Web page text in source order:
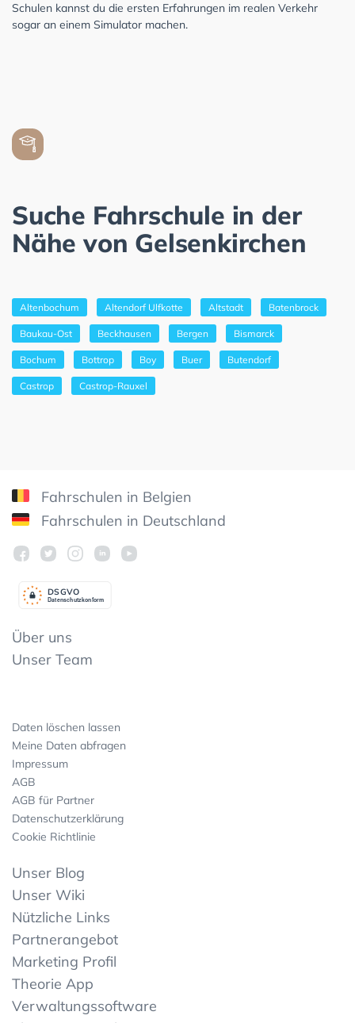
Schulen kannst du die ersten Erfahrungen im realen Verkehr
sogar an einem Simulator machen.
Suche Fahrschule in der
Nähe von Gelsenkirchen
Altenbochum Altendorf Ulfkotte Altstadt Batenbrock
Baukau-Ost Beckhausen Bergen Bismarck
Bochum Bottrop Boy Buer Butendorf
Castrop Castrop-Rauxel
Fahrschulen in Belgien
Fahrschulen in Deutschland
Datenschutzkonform
DSGVO
Über uns
Unser Team
Daten löschen lassen
Meine Daten abfragen
Impressum
AGB
AGB für Partner
Datenschutzerklärung
Cookie Richtlinie
Unser Blog
Unser Wiki
Nützliche Links
Partnerangebot
Marketing Profil
Theorie App
Verwaltungssoftware